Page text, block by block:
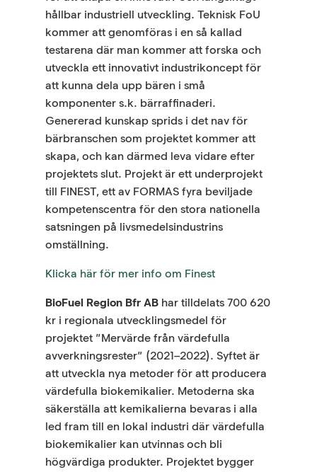
hållbar industriell utveckling. Teknisk FoU
kommer att genomföras i en så kallad
testarena där man kommer att forska och
utveckla ett innovativt industrikoncept för
att kunna dela upp bären i små
komponenter s.k. bärraffinaderi.
Genererad kunskap sprids i det nav för
bärbranschen som projektet kommer att
skapa, och kan därmed leva vidare efter
projektets slut. Projekt är ett underprojekt
till FINEST, ett av FORMAS fyra beviljade
kompetenscentra för den stora nationella
satsningen på livsmedelsindustrins
omställning.
Klicka här för mer info om Finest
BioFuel Region Bfr AB har tilldelats 700 620
kr i regionala utvecklingsmedel för
projektet ”Mervärde från värdefulla
avverkningsrester” (2021–2022). Syftet är
att utveckla nya metoder för att producera
värdefulla biokemikalier. Metoderna ska
säkerställa att kemikalierna bevaras i alla
led fram till en lokal industri där värdefulla
biokemikalier kan utvinnas och bli
högvärdiga produkter. Projektet bygger